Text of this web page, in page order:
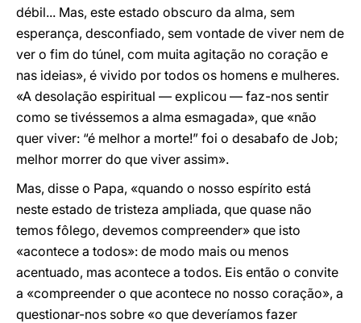
débil... Mas, este estado obscuro da alma, sem
esperança, desconfiado, sem vontade de viver nem de
ver o fim do túnel, com muita agitação no coração e
nas ideias», é vivido por todos os homens e mulheres.
«A desolação espiritual — explicou — faz-nos sentir
como se tivéssemos a alma esmagada», que «não
quer viver: “é melhor a morte!” foi o desabafo de Job;
melhor morrer do que viver assim».
Mas, disse o Papa, «quando o nosso espírito está
neste estado de tristeza ampliada, que quase não
temos fôlego, devemos compreender» que isto
«acontece a todos»: de modo mais ou menos
acentuado, mas acontece a todos. Eis então o convite
a «compreender o que acontece no nosso coração», a
questionar-nos sobre «o que deveríamos fazer